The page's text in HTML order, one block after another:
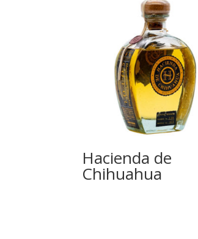
Hacienda de
Chihuahua